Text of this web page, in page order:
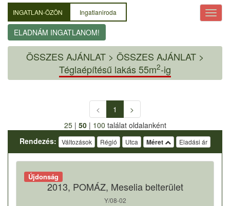
INGATLAN-ÖZÖN Ingatlaniroda
ELADNÁM INGATLANOM!
ÖSSZES AJÁNLAT> ÖSSZES AJÁNLAT >
Téglaépítésű lakás 55m2-ig
< 1
>
25| 50| 100 találat oldalanként
Rendezés:
Változások Régió Utca Méret Eladási ár
Újdonság
2013, POMÁZ, Meselia belterület
Y/08-02